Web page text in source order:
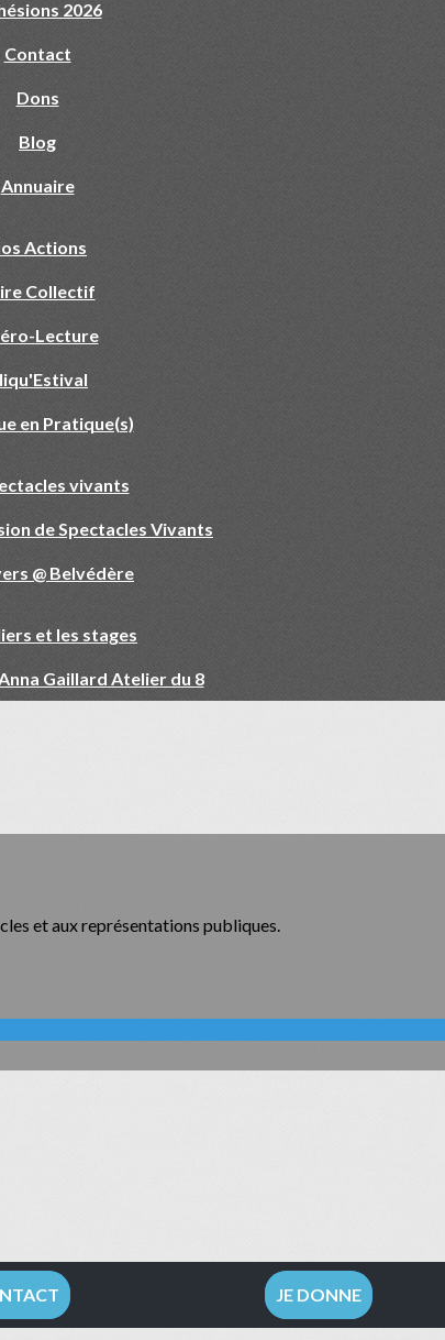
2026
Contact
Dons
Blog
Annuaire
Actions
Collectif
Lecture
en Pratique(s)
vivants
de Spectacles Vivants
@ Belvédère
et les stages
Gaillard Atelier du 8
et aux représentations publiques.
JE DONNE